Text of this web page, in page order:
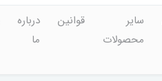
سایر
محصولات
قوانین
درباره
ما